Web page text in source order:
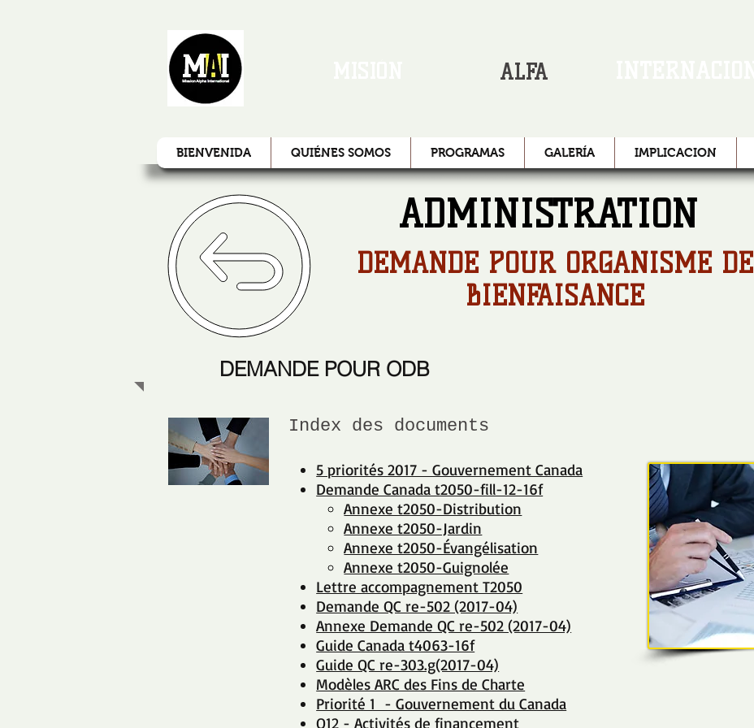
ALFA
ADMINISTRATION
DEMANDE POUR ORGANISME DE
BIENFAISANCE
DEMANDE POUR ODB
Index des documents
5 priorités 2017 - Gouvernement Canada
Demande Canada t2050-fill-12-16f
Annexe t2050-Distribution
Annexe t2050-Jardin
Annexe t2050-Évangélisation
Annexe t2050-Guignolée
Lettre accompagnement T2050
Demande QC re-502 (2017-04)
Annexe Demande QC re-502 (2017-04)
Guide Canada t4063-16f
Guide QC re-303.g(2017-04)
Modèles ARC des Fins de Charte
Priorité 1 - Gouvernement du Canada
Q12 - Activités de financement
BIENVENIDA QUIÉNES SOMOS PROGRAMAS GALERÍA IMPLICACION